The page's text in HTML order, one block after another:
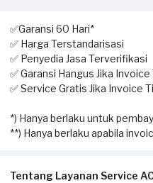
✅Garansi 60 Hari*
✅ Harga Terstandarisasi
✅ Penyedia Jasa Terverifikasi
✅ Garansi Hangus Jika
✅ Service Gratis Jika Invoice
*) Hanya berlaku untuk
**) Hanya berlaku apabila
Tentang Layanan Service